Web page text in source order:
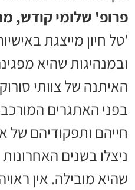
פרופ' שלומי קודש,
'טל חיון מייצגת
ובמנהיגות שהיא
האיתנה של צוותי
בפני האתגרים
חייהם ותפקודיהם של
ניצלו בשנים
שהיא מובילה. אין